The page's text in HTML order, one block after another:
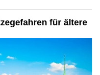
für ältere